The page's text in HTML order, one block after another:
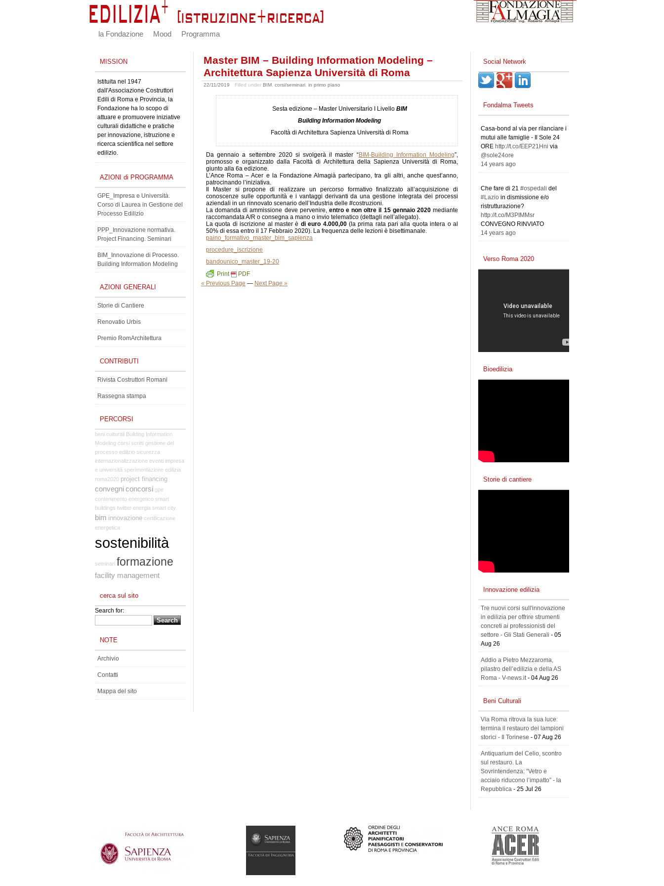
la Fondazione Mood Programma
Master BIM – Building Information Modeling –
Architettura Sapienza Università di Roma
22/11/2019 Filled under BIM corsi/seminari in primo piano
Sesta edizione – Master Universitario I Livello BIM
Building Information Modeling
Facoltà di Architettura Sapienza Università di Roma
Da gennaio a settembre 2020 si svolgerà il master “BIM-Building Information Modeling”,
promosso e organizzato dalla Facoltà di Architettura della Sapienza Università di Roma,
giunto alla 6a edizione.
L’Ance Roma – Acer e la Fondazione Almagià partecipano, tra gli altri, anche quest’anno,
patrocinando l’iniziativa.
Il Master si propone di realizzare un percorso formativo finalizzato all’acquisizione di
conoscenze sulle opportunità e i vantaggi derivanti da una gestione integrata dei processi
aziendali in un rinnovato scenario dell’Industria delle #costruzioni.
La domanda di ammissione deve pervenire, entro e non oltre il 15 gennaio 2020mediante
raccomandata A/R o consegna a mano o invio telematico (dettagli nell’allegato).
La quota di iscrizione al master è di euro 4.000,00(la prima rata pari alla quota intera o al
50% di essa entro il 17 Febbraio 2020). La frequenza delle lezioni è bisettimanale.
paino_formativo_master_bim_sapienza
procedure_iscrizione
bandounico_master_19-20
Print
PDF
« Previous Page — Next Page »
MISSION
Istituita nel 1947
dall'Associazione Costruttori
Edili di Roma e Provincia, la
Fondazione ha lo scopo di
attuare e promuovere iniziative
culturali didattiche e pratiche
per innovazione, istruzione e
ricerca scientifica nel settore
edilizio.
AZIONI di PROGRAMMA
GPE_Impresa e Università.
Corso di Laurea in Gestione del
Processo Edilizio
PPP_Innovazione normativa.
Project Financing. Seminari
BIM_Innovazione di Processo.
Building Information Modeling
AZIONI GENERALI
Storie di Cantiere
Renovatio Urbis
Premio RomArchitettura
CONTRIBUTI
Rivista Costruttori Romani
Rassegna stampa
PERCORSI
beni culturali Building Information
Modeling corsi scritti gestione del
processo edilizio sicurezza
internazionalizzazione eventi impresa
e università sperimentazione edilizia
roma2020 project financing
convegniconcorsi gpe
contenimento energetico smart
buildings twitter energia smart city
bim innovazione certificazione
energetica
sostenibilità
seminari formazione
facility management
cerca sul sito
Search for:
NOTE
Archivio
Contatti
Mappa del sito
Social Network
Fondalma Tweets
Casa-bond al via per rilanciare i
mutui alle famiglie - Il Sole 24
ORE http://t.co/EEP21Hni via
@sole24ore
14 years ago
Che fare di 21 #ospedali del
#Lazio in dismissione e/o
ristrutturazione?
http://t.co/M3PIMMsr
CONVEGNO RINVIATO
14 years ago
Verso Roma 2020
Bioedilizia
Storie di cantiere
Innovazione edilizia
Tre nuovi corsi sull'innovazione
in edilizia per offrire strumenti
concreti ai professionisti del
settore - Gli Stati Generali - 05
Aug 26
Addio a Pietro Mezzaroma,
pilastro dell’edilizia e della AS
Roma - V-news.it - 04 Aug 26
Beni Culturali
Via Roma ritrova la sua luce:
termina il restauro dei lampioni
storici - Il Torinese - 07 Aug 26
Antiquarium del Celio, scontro
sul restauro. La
Sovrintendenza: “Vetro e
acciaio riducono l’impatto” - la
Repubblica - 25 Jul 26